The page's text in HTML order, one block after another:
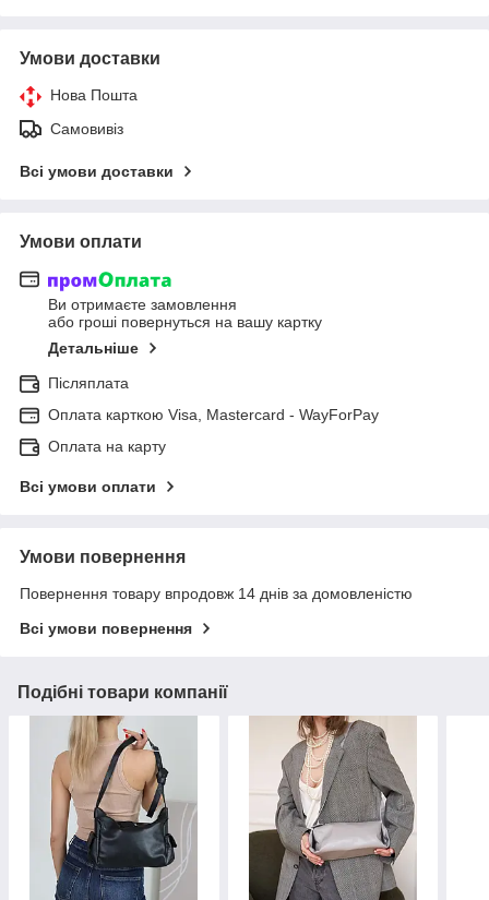
Умови доставки
Нова Пошта
Самовивіз
Всі умови доставки
Умови оплати
Ви отримаєте замовлення
або гроші повернуться на вашу картку
Детальніше
Післяплата
Оплата карткою Visa, Mastercard - WayForPay
Оплата на карту
Всі умови оплати
Умови повернення
Повернення товару впродовж 14 днів за домовленістю
Всі умови повернення
Подібні товари компанії